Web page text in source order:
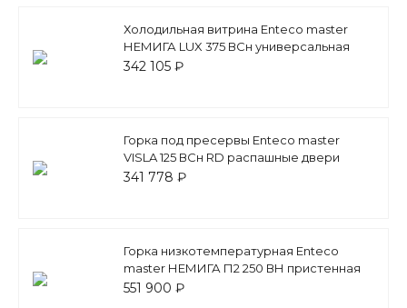
Холодильная витрина Enteco master
НЕМИГА LUX 375 ВСн универсальная
342 105 ₽
Горка под пресервы Enteco master
VISLA 125 ВСн RD распашные двери
341 778 ₽
Горка низкотемпературная Enteco
master НЕМИГА П2 250 ВН пристенная
551 900 ₽